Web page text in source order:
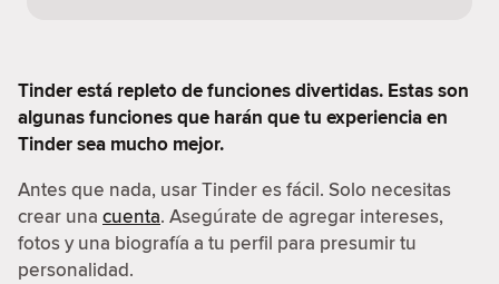
Tinder está repleto de funciones divertidas. Estas son
algunas funciones que harán que tu experiencia en
Tinder sea mucho mejor.
Antes que nada, usar Tinder es fácil. Solo necesitas
crear una cuenta. Asegúrate de agregar intereses,
fotos y una biografía a tu perfil para presumir tu
personalidad.